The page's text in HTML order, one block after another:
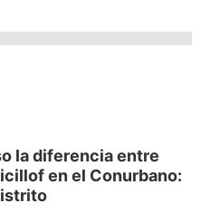
la diferencia entre
en el Conurbano: